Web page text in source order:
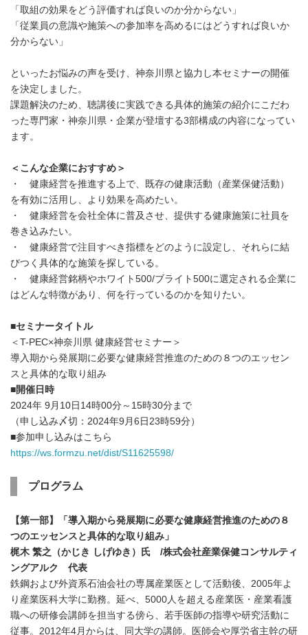
「取組の効果をどう評価すれば良いのか分からない」
「従業員の意識や施策への参加率を高めるにはどうすれば良いか
分からない」
といったお悩みの声を受け、神奈川県と協力し本セミナーの開催
を決定しました。
課題解決のため、聴講後に実践できる具体的施策の紹介にこだわ
った専門家・神奈川県・企業が登壇する3部構成の内容になってい
ます。
＜こんな企業におすすめ＞
・ 健康経営を推進する上で、既存の健康活動（産業保健活動）
を有効に活用し、より効果を高めたい。
・ 健康経営を会社全体に普及させ、提供する健康施策に社員を
巻き込みたい。
・ 健康経営で注目すべき指標をどのように設定し、それらに結
びつく具体的な施策を探している。
・ 健康経営銘柄やホワイト500/ブライト500に選定される企業に
はどんな特徴があり、何を行っているのかを知りたい。
■セミナータイトル
＜T-PEC×神奈川県 健康経営セミナー＞
導入期から発展期に必要な健康経営推進のための８つのエッセン
スと具体的な取り組み
■開催日時
2024年 9月10日14時00分～15時30分まで
（申し込み〆切：2024年9月6日23時59分）
■参加申し込みはこちら
https://ws.formzu.net/dist/S11625598/
プログラム
【第一部】「導入期から発展期に必要な健康経営推進のための８
つのエッセンスと具体的な取り組み」
梶木 繁之（かじき しげゆき）氏 /株式会社産業保健コンサルティ
ングアルク 代表
鉄鋼および外資系石油会社の専属産業医として活動後、2005年よ
り産業医科大学に勤務。延べ、5000人を超える産業医・産業看護
職への研修会講師を担当する傍ら、若手医師の指導や研究活動に
従事。2012年4月からは、同大学の講師。医師会や厚労省主幹の研